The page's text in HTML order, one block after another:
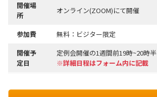
開催場
所
オンライン(ZOOM)にて開催
参加費
無料：ビジター限定
開催予
定日
定例会開催の1週間前19時~20時半
※詳細日程はフォーム内に記載